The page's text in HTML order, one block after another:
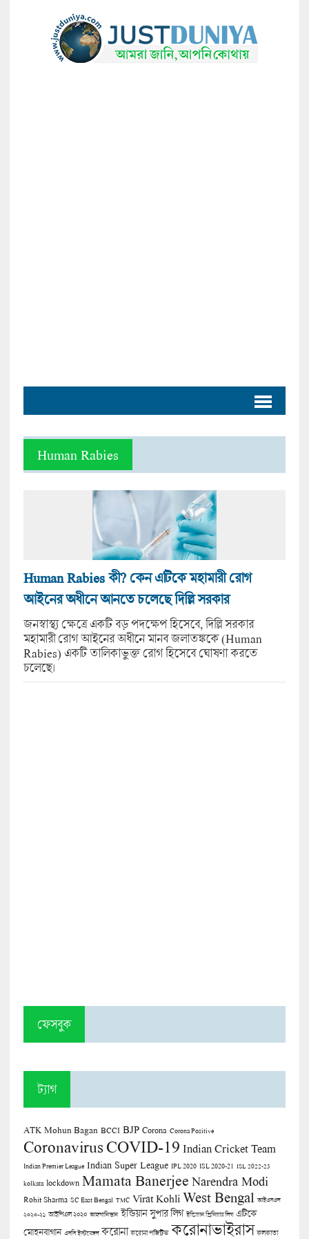
Human Rabies
Human Rabies কী? কেন এটিকে মহামারী রোগ
আইনের অধীনে আনতে চলেছে দিল্লি সরকার
জনস্বাস্থ্য ক্ষেত্রে একটি বড় পদক্ষেপ হিসেবে, দিল্লি সরকার
মহামারী রোগ আইনের অধীনে মানব জলাতঙ্ককে (Human
Rabies) একটি তালিকাভুক্ত রোগ হিসেবে ঘোষণা করতে
চলেছে।
ফেসবুক
ট্যাগ
ATK Mohun Bagan BCCI BJP Corona Corona Positive
CoronavirusCOVID-19 Indian Cricket Team
Indian Premier League Indian Super League IPL 2020 ISL 2020-21 ISL 2022-23
kolkata lockdown Mamata Banerjee Narendra Modi
Rohit Sharma SC East Bengal TMC Virat Kohli West Bengal আইএসএল
২০২০-২১ আইপিএল ২০২০ আফগানিস্তান ইন্ডিয়ান সুপার লিগ ইন্ডিয়ান প্রিমিয়ার লিগ এটিকে
মোহনবাগান এসসি ইস্টবেঙ্গল করোনা করোনা পজিটিভ করোনাভাইরাস কলকাতা